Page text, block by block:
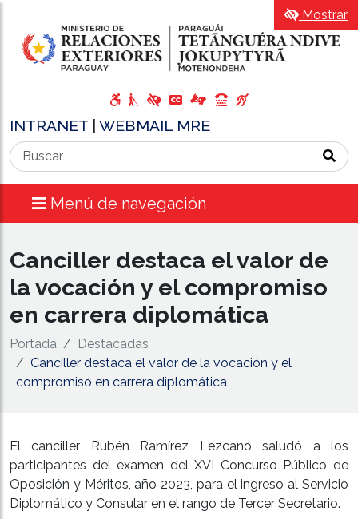
INTRANET WEBMAIL MRE
Menú de navegación
Mostrar
Canciller destaca el valor de
la vocación y el compromiso
en carrera diplomática
Portada
Destacadas
Canciller destaca el valor de la vocación y el
compromiso en carrera diplomática
El canciller Rubén Ramírez Lezcano saludó a los
participantes del examen del XVI Concurso Público de
Oposición y Méritos, año 2023, para el ingreso al Servicio
Diplomático y Consular en el rango de Tercer Secretario.